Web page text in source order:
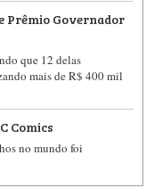
Prêmio Governador
que 12 delas
mais de R$ 400 mil
Comics
no mundo foi